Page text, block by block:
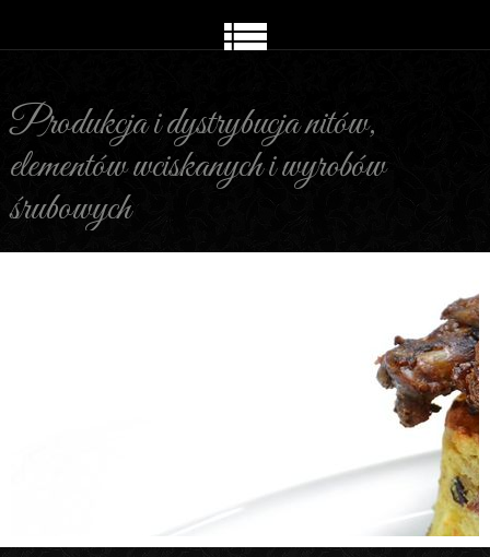
Produkcja i dystrybucja nitów,
elementów wciskanych i wyrobów
śrubowych